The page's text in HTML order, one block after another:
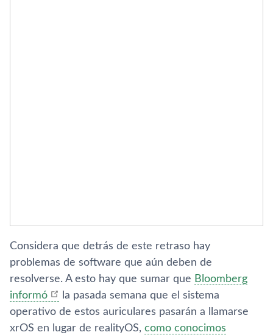
Considera que detrás de este retraso hay
problemas de software que aún deben de
resolverse. A esto hay que sumar que Bloomberg
informó
la pasada semana que el sistema
operativo de estos auriculares pasarán a llamarse
xrOS en lugar de realityOS, como conocimos